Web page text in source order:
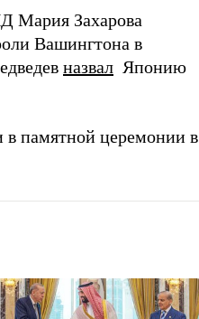
Мария Захарова
Вашингтона в
назвал Японию
в памятной церемонии в